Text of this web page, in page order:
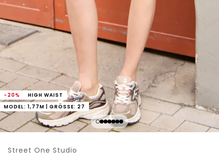
-20%
HIGH WAIST
MODEL: 1,77M | GRÖSSE: 27
Street One Studio